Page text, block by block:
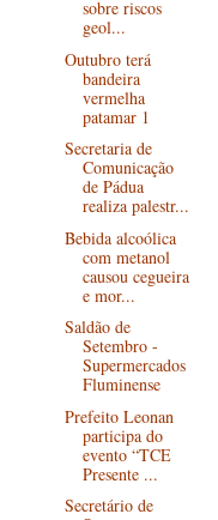
sobre riscos
geol...
Outubro terá
bandeira
vermelha
patamar 1
Secretaria de
Comunicação
de Pádua
realiza palestr...
Bebida alcoólica
com metanol
causou cegueira
e mor...
Saldão de
Setembro -
Supermercados
Fluminense
Prefeito Leonan
participa do
evento “TCE
Presente ...
Secretário de